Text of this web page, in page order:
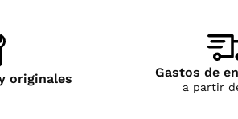
originales Gastos de
a partir